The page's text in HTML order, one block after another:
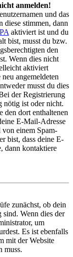
anmelden!
und das
diese stimmen, dann
aktiviert ist und du
bist, musst du bzw.
den
Wenn dies nicht
aktiviert
angemeldeten
musst du dies
der Registrierung
nötig ist oder nicht.
den dort enthaltenen
E-Mail-Adresse
einem Spam-
bist, dass deine E-
dann kontaktiere
zunächst, ob dein
sind. Wenn dies der
um
Es ist ebenfalls
mit der Website
muss.